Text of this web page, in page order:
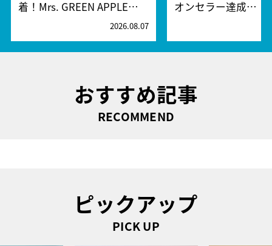
着！Mrs. GREEN APPLE…
2026.08.07
オンセラー達成…
おすすめ記事
RECOMMEND
ピックアップ
PICK UP